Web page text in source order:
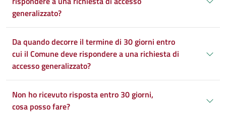
generalizzato?
Da quando decorre il termine di 30 giorni entro
cui il Comune deve rispondere a una richiesta di
accesso generalizzato?
Non ho ricevuto risposta entro 30 giorni,
cosa posso fare?